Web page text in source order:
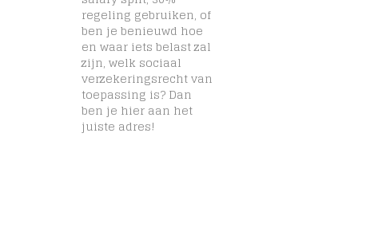
regeling gebruiken, of
ben je benieuwd hoe
en waar iets belast zal
zijn, welk sociaal
verzekeringsrecht van
toepassing is? Dan
ben je hier aan het
juiste adres!